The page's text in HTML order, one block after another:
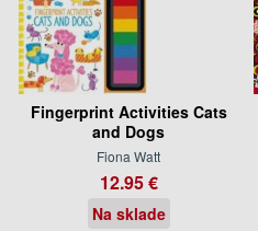
Fingerprint Activities Cats
and Dogs
Fiona Watt
12.95 €
Na sklade